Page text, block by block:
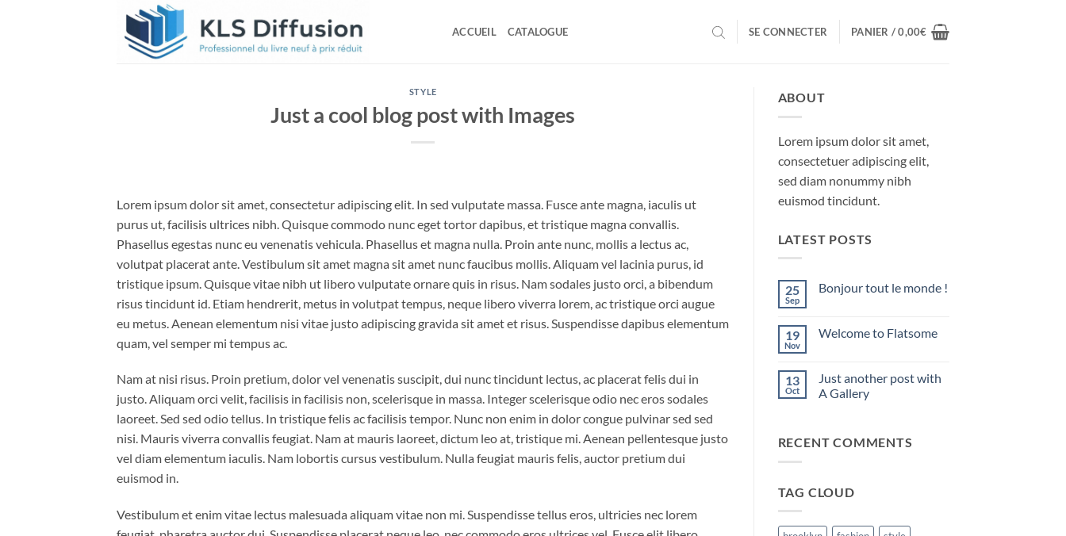
ACCUEIL CATALOGUE SE CONNECTER PANIER /0,00€
STYLE
Just a cool blog post with Images
Lorem ipsum dolor sit amet, consectetur adipiscing elit. In sed vulputate massa. Fusce ante magna, iaculis ut
purus ut, facilisis ultrices nibh. Quisque commodo nunc eget tortor dapibus, et tristique magna convallis.
Phasellus egestas nunc eu venenatis vehicula. Phasellus et magna nulla. Proin ante nunc, mollis a lectus ac,
volutpat placerat ante. Vestibulum sit amet magna sit amet nunc faucibus mollis. Aliquam vel lacinia purus, id
tristique ipsum. Quisque vitae nibh ut libero vulputate ornare quis in risus. Nam sodales justo orci, a bibendum
risus tincidunt id. Etiam hendrerit, metus in volutpat tempus, neque libero viverra lorem, ac tristique orci augue
eu metus. Aenean elementum nisi vitae justo adipiscing gravida sit amet et risus. Suspendisse dapibus elementum
quam, vel semper mi tempus ac.
Nam at nisi risus. Proin pretium, dolor vel venenatis suscipit, dui nunc tincidunt lectus, ac placerat felis dui in
justo. Aliquam orci velit, facilisis in facilisis non, scelerisque in massa. Integer scelerisque odio nec eros sodales
laoreet. Sed sed odio tellus. In tristique felis ac facilisis tempor. Nunc non enim in dolor congue pulvinar sed sed
nisi. Mauris viverra convallis feugiat. Nam at mauris laoreet, dictum leo at, tristique mi. Aenean pellentesque justo
vel diam elementum iaculis. Nam lobortis cursus vestibulum. Nulla feugiat mauris felis, auctor pretium dui
euismod in.
Vestibulum et enim vitae lectus malesuada aliquam vitae non mi. Suspendisse tellus eros, ultricies nec lorem
ABOUT
Lorem ipsum dolor sit amet,
consectetuer adipiscing elit,
sed diam nonummy nibh
euismod tincidunt.
LATEST POSTS
25
Sep
Bonjour tout le monde !
Bonjour
19
Nov
Welcome to Flatsome
Welcome
to
Flatsome
13
Oct
Just another post with
A Gallery
Just
another
Gallery
RECENT COMMENTS
TAG CLOUD